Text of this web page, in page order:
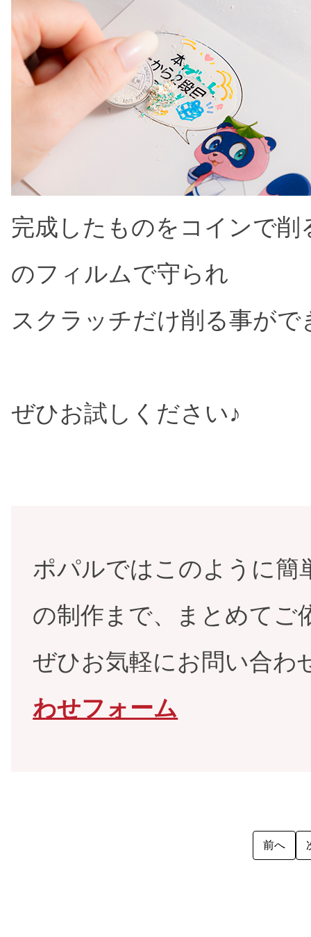
完成したものをコインで
のフィルムで守られ
スクラッチだけ削る事がで
ぜひお試しください♪
ポパルではこのように簡
の制作まで、まとめてご
ぜひお気軽にお問い合わ
わせフォーム
前へ